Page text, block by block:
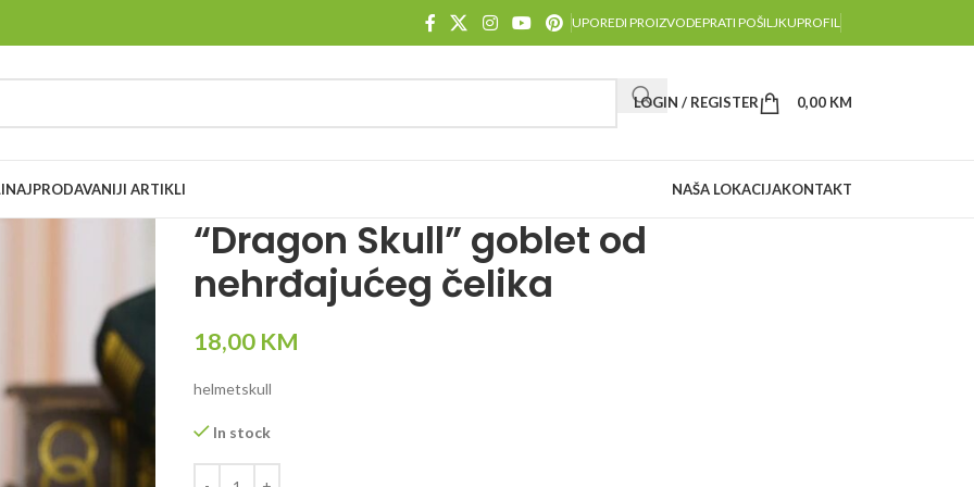
UPOREDI PROIZVODEPRATI POŠILJKUPROFIL
LOGIN / REGISTER 0,00 KM
NAJPRODAVANIJI ARTIKLI NAŠA LOKACIJAKONTAKT
“Dragon Skull” goblet od
nehrđajućeg čelika
18,00 KM
helmetskull
In stock